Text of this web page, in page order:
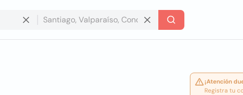
¡Atención
Registra tu